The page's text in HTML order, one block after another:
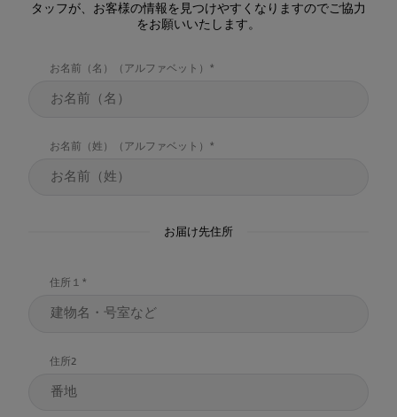
タッフが、お客様の情報を見つけやすくなりますのでご協力
をお願いいたします。
お名前（名）（アルファベット）
お名前（姓）（アルファベット）
お届け先住所
住所１
住所2